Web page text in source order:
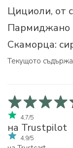
Цициоли, от
Пармиджано
Скаморца:
Текущото
4,7/5
на Trustpilot
4,9/5